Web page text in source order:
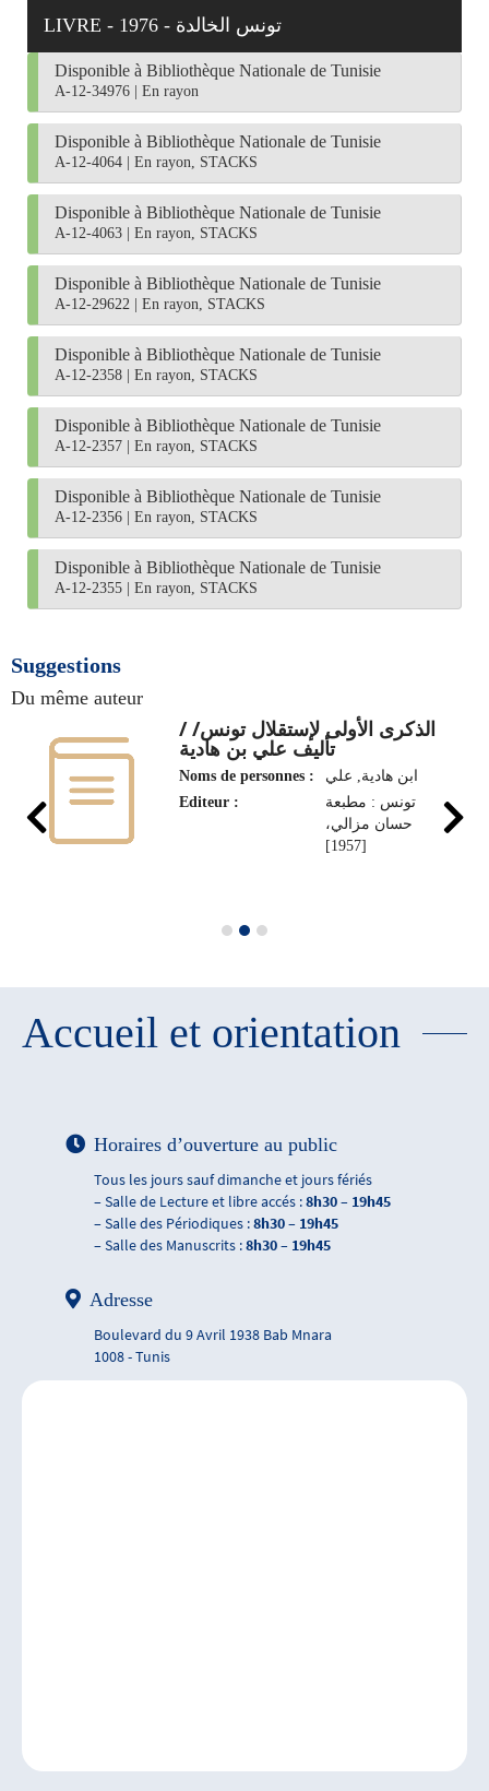
LIVRE - 1976 - تونس الخالدة
Disponible à Bibliothèque Nationale de Tunisie
A-12-34976 En rayon
Disponible à Bibliothèque Nationale de Tunisie
A-12-4064 En rayon, STACKS
Disponible à Bibliothèque Nationale de Tunisie
A-12-4063 En rayon, STACKS
Disponible à Bibliothèque Nationale de Tunisie
A-12-29622 En rayon, STACKS
Disponible à Bibliothèque Nationale de Tunisie
A-12-2358 En rayon, STACKS
Disponible à Bibliothèque Nationale de Tunisie
A-12-2357 En rayon, STACKS
Disponible à Bibliothèque Nationale de Tunisie
A-12-2356 En rayon, STACKS
Disponible à Bibliothèque Nationale de Tunisie
A-12-2355 En rayon, STACKS
Suggestions
Du même auteur
الذكرى الأولى لإستقلال تونس/ /
تأليف علي بن هادية
Noms de personnes :
ابن هادية, علي
Editeur :
تونس : مطبعة
حسان مزالي،
[1957]
Accueil et orientation
Horaires d’ouverture au public
Tous les jours sauf dimanche et jours fériés
– Salle de Lecture et libre accés :8h30 – 19h45
– Salle des Périodiques :8h30 – 19h45
– Salle des Manuscrits :8h30 – 19h45
Adresse
Boulevard du 9 Avril 1938 Bab Mnara
1008 - Tunis